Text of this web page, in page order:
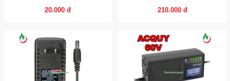
20.000 đ 210.000 đ